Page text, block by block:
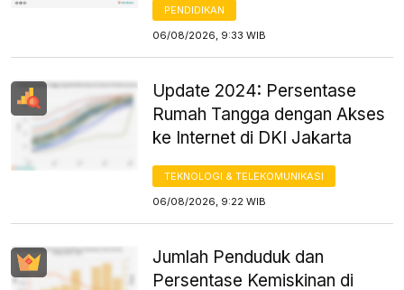
PENDIDIKAN
06/08/2026, 9:33 WIB
Update 2024: Persentase
Rumah Tangga dengan Akses
ke Internet di DKI Jakarta
TEKNOLOGI & TELEKOMUNIKASI
06/08/2026, 9:22 WIB
Jumlah Penduduk dan
Persentase Kemiskinan di